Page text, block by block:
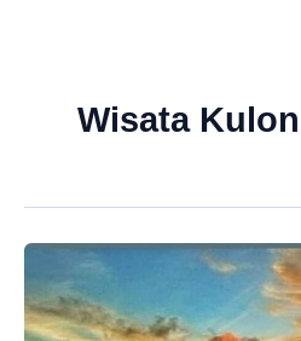
Wisata